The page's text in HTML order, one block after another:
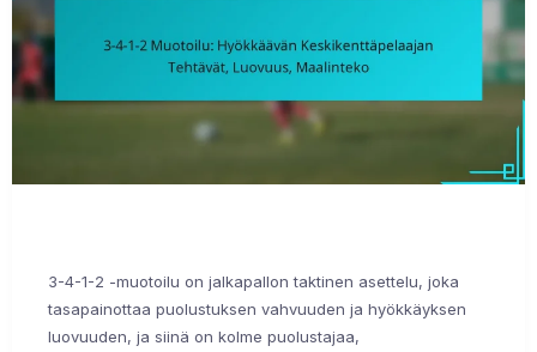
3-4-1-2 -muotoilu on jalkapallon taktinen asettelu, joka
tasapainottaa puolustuksen vahvuuden ja hyökkäyksen
luovuuden, ja siinä on kolme puolustajaa,